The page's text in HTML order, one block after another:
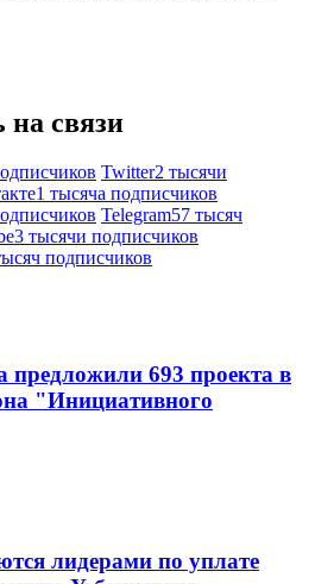
на связи
Twitter2 тысячи
1 тысяча подписчиков
Telegram57 тысяч
3 тысячи подписчиков
подписчиков
предложили 693 проекта в
"Инициативного
лидерами по уплате